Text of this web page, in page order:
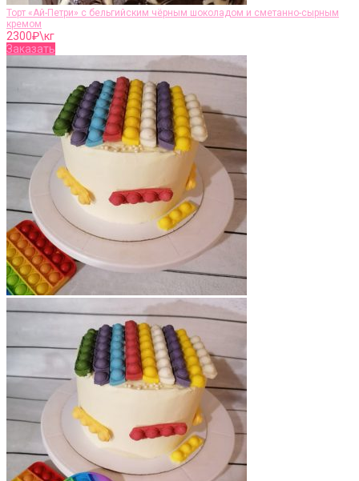
Торт «Ай-Петри» с бельгийским чёрным шоколадом и сметанно-сырным
кремом
2300₽\кг
Заказать